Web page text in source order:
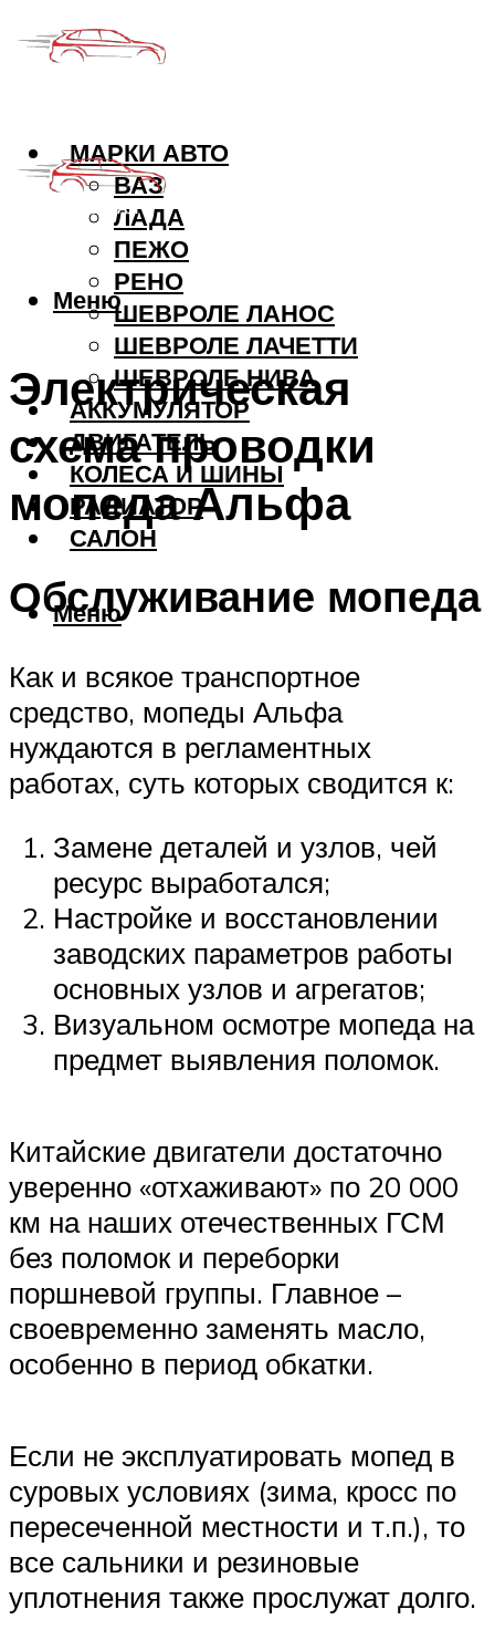
МАРКИ АВТО
ВАЗ
ЛАДА
ПЕЖО
РЕНО
ШЕВРОЛЕ ЛАНОС
ШЕВРОЛЕ ЛАЧЕТТИ
ШЕВРОЛЕ НИВА
АККУМУЛЯТОР
ДВИГАТЕЛЬ
КОЛЕСА И ШИНЫ
РАДИАТОР
САЛОН
Меню
Меню
Электрическая
схема проводки
мопеда Альфа
Обслуживание мопеда
Как и всякое транспортное
средство, мопеды Альфа
нуждаются в регламентных
работах, суть которых сводится к:
Замене деталей и узлов, чей
ресурс выработался;
Настройке и восстановлении
заводских параметров работы
основных узлов и агрегатов;
Визуальном осмотре мопеда на
предмет выявления поломок.
Китайские двигатели достаточно
уверенно «отхаживают» по 20 000
км на наших отечественных ГСМ
без поломок и переборки
поршневой группы. Главное –
своевременно заменять масло,
особенно в период обкатки.
Если не эксплуатировать мопед в
суровых условиях (зима, кросс по
пересеченной местности и т.п.), то
все сальники и резиновые
уплотнения также прослужат долго.